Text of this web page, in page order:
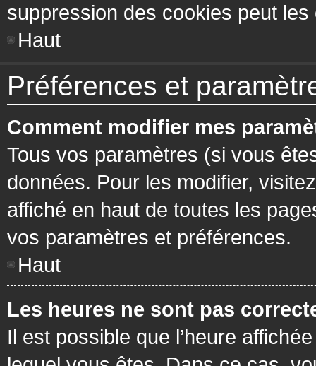
suppression des cookies peut les
Haut
Préférences et
Comment modifier mes
Tous vos paramètres (si vous
données. Pour les modifier,
affiché en haut de toutes les
vos paramètres et préférences.
Haut
Les heures ne sont pas
Il est possible que l’heure